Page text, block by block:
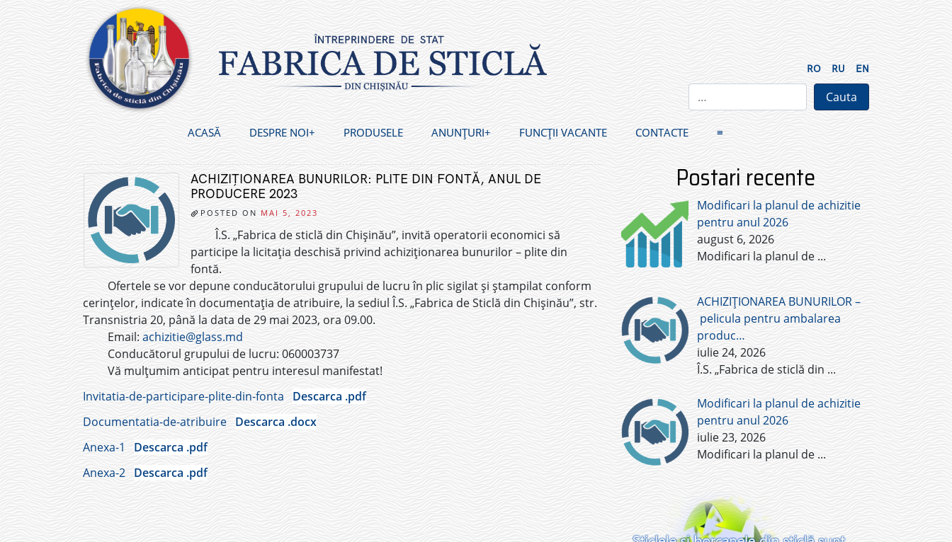
content
RO RU EN
ACASĂ DESPRE NOI PRODUSELE ANUNȚURI FUNCȚII VACANTE CONTACTE ≡
ACHIZIȚIONAREA BUNURILOR: PLITE DIN FONTĂ, ANUL DE
PRODUCERE 2023
POSTED ON MAI 5, 2023
Î.S. „Fabrica de sticlă din Chișinău”, invită operatorii economici să
participe la licitația deschisă privind achiziționarea bunurilor – plite din
fontă.
Ofertele se vor depune conducătorului grupului de lucru în plic sigilat și ștampilat conform
cerințelor, indicate în documentația de atribuire, la sediul Î.S. „Fabrica de Sticlă din Chișinău”, str.
Transnistria 20, până la data de 29 mai 2023, ora 09.00.
Email: achizitie@glass.md
Conducătorul grupului de lucru: 060003737
Vă mulțumim anticipat pentru interesul manifestat!
Invitatia-de-participare-plite-din-fonta
Descarca .pdf
Documentatia-de-atribuire Descarca .docx
Anexa-1
Descarca .pdf
Anexa-2 Descarca .pdf
Postari recente
Modificari la planul de achizitie
pentru anul 2026
august 6, 2026
Modificari la planul de ...
ACHIZIȚIONAREA BUNURILOR –
pelicula pentru ambalarea
produc…
iulie 24, 2026
Î.S. „Fabrica de sticlă din ...
Modificari la planul de achizitie
pentru anul 2026
iulie 23, 2026
Modificari la planul de ...